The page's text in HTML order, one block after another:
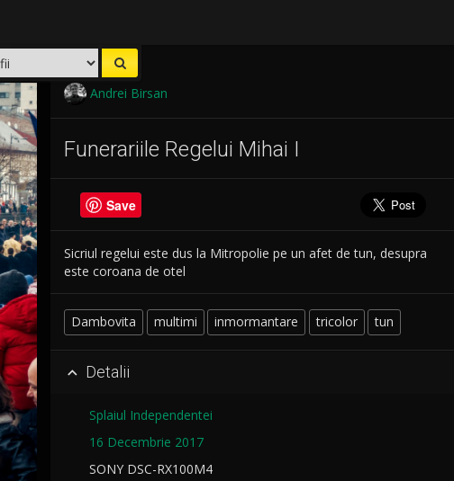
Andrei Birsan
Funerariile Regelui Mihai I
Save
Sicriul regelui este dus la Mitropolie pe un afet de tun, desupra
este coroana de otel
Dambovita multimi inmormantare tricolor tun
 Detalii
Splaiul Independentei
16 Decembrie 2017
SONY DSC-RX100M4